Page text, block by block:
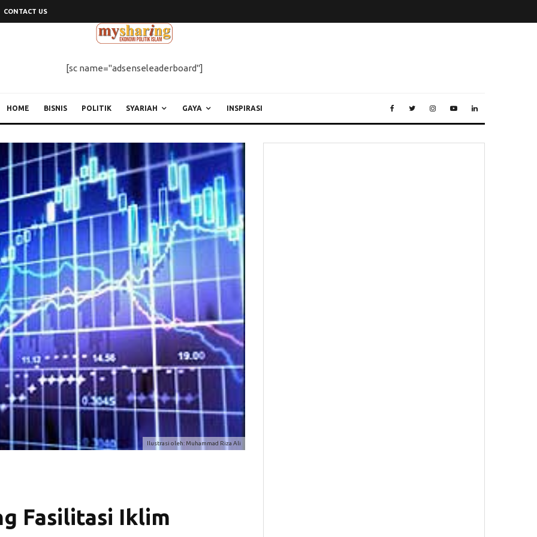
CONTACT US
[sc name="adsenseleaderboard"]
HOME BISNIS POLITIK SYARIAH GAYA INSPIRASI
Ilustrasi oleh: Muhammad Riza Ali
Fasilitasi Iklim